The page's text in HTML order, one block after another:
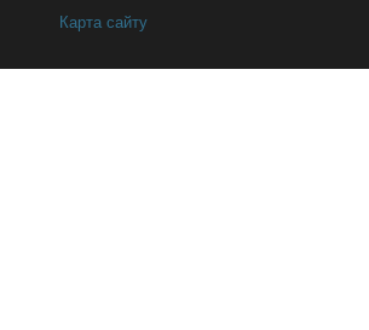
Карта сайту